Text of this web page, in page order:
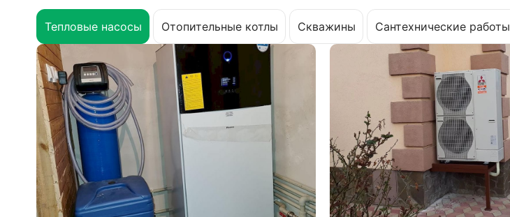
Тепловые насосы Отопительные котлы Скважины Сантехнические работы